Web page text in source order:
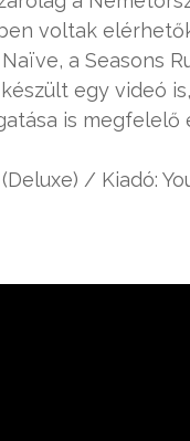
voltak
a Seasons
egy videó
is megfelelő
/ Kiadó: